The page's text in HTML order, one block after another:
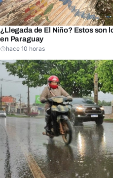
¿Llegada de El Niño? Estos son
en Paraguay
hace 10 horas